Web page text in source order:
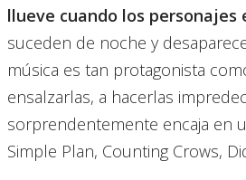
llueve cuando los
suceden de noche y
música es tan protagonista
ensalzarlas, a hacerlas
sorprendentemente encaja en
Simple Plan, Counting Crows,